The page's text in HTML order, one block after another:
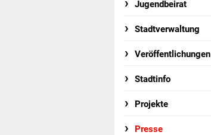
Jugendbeirat
Stadtverwaltung
Veröffentlichungen
Stadtinfo
Projekte
Presse